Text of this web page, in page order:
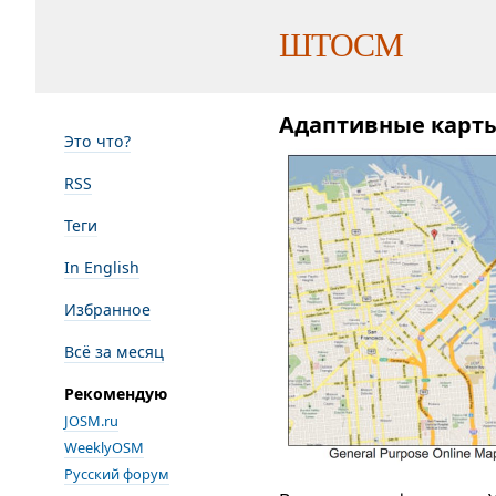
ШТОСМ
Это что?
RSS
Теги
In English
Избранное
Всё за месяц
Рекомендую
JOSM.ru
WeeklyOSM
Русский форум
Адаптивные